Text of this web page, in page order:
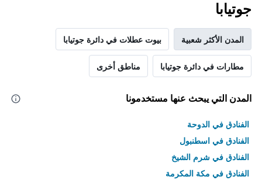
جوتيابا
المدن الأكثر شعبية بيوت عطلات في دائرة جوتيابا
مطارات في دائرة جوتيابا مناطق أخرى
المدن التي يبحث عنها مستخدمونا
الفنادق في الدوحة
الفنادق في اسطنبول
الفنادق في شرم الشيخ
الفنادق في مكة المكرمة